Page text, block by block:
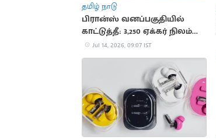
தமிழ் நாடு
பிரான்ஸ் வனப்பகுதியில்
காட்டுத்தீ: 3,250 ஏக்கர் நிலம்
சேதம்
Jul 14, 2026, 09:07 IST